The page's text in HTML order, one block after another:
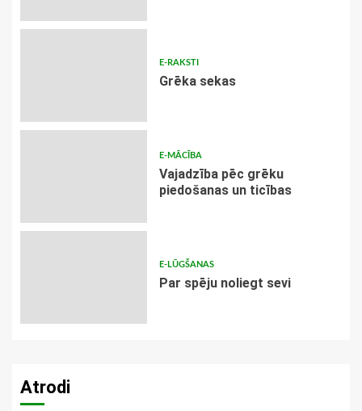
E-RAKSTI
Grēka sekas
E-MĀCĪBA
Vajadzība pēc grēku
piedošanas un ticības
E-LŪGŠANAS
Par spēju noliegt sevi
Atrodi